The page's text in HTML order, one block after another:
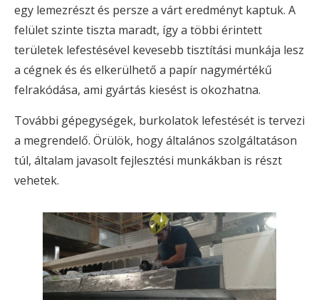
egy lemezrészt és persze a várt eredményt kaptuk. A
felület szinte tiszta maradt, így a többi érintett
területek lefestésével kevesebb tisztítási munkája lesz
a cégnek és és elkerülhető a papír nagymértékű
felrakódása, ami gyártás kiesést is okozhatna.
További gépegységek, burkolatok lefestését is tervezi
a megrendelő. Örülök, hogy általános szolgáltatáson
túl, általam javasolt fejlesztési munkákban is részt
vehetek.